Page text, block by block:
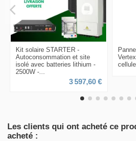
Kit solaire STARTER -
Autoconsommation et site
isolé avec batteries lithium -
2500W -...
3 597,60 €
Les clients qui ont acheté ce
acheté :